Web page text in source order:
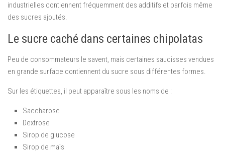
industrielles contiennent fréquemment des additifs et parfois même
des sucres ajoutés.
Le sucre caché dans certaines chipolatas
Peu de consommateurs le savent, mais certaines saucisses vendues
en grande surface contiennent du sucre sous différentes formes.
Sur les étiquettes, il peut apparaître sous les noms de :
Saccharose
Dextrose
Sirop de glucose
Sirop de maïs